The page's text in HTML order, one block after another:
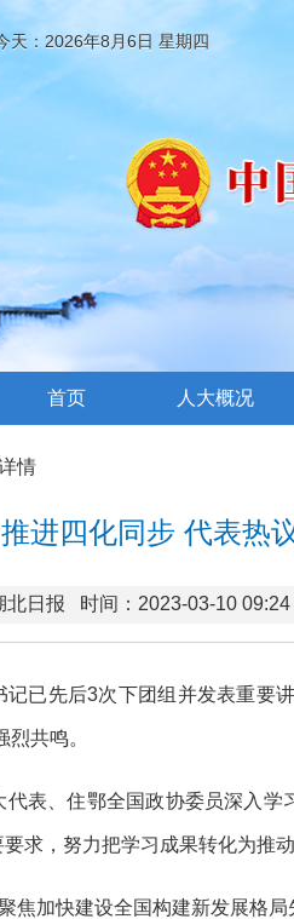
天：2026年8月6日 星期四
首页 人大概况
情
进四化同步 代表热
北日报 时间：2023-03-10 09:24
已先后3次下团组并发表重要
共鸣。
表、住鄂全国政协委员深入
求，努力把学习成果转化为推
焦加快建设全国构建新发展格